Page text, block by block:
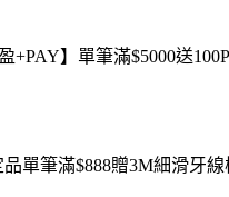
+PAY】單筆滿$5000送
單筆滿$888贈3M細滑牙